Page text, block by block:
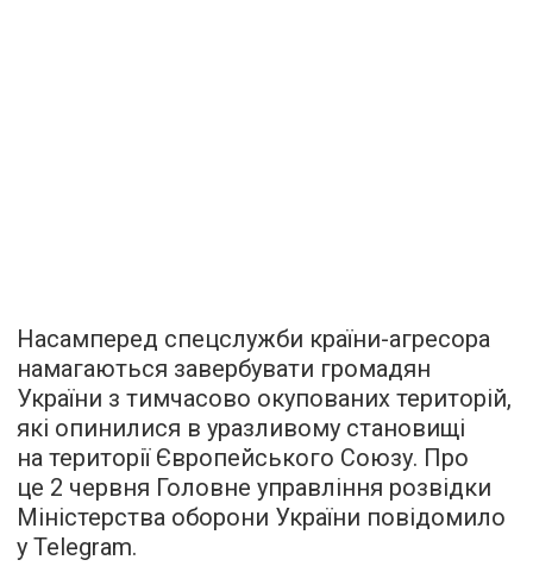
Насамперед спецслужби країни-агресора
намагаються завербувати громадян
України з тимчасово окупованих територій,
які опинилися в уразливому становищі
на території Європейського Союзу. Про
це 2 червня Головне управління розвідки
Міністерства оборони України повідомило
у Telegram.